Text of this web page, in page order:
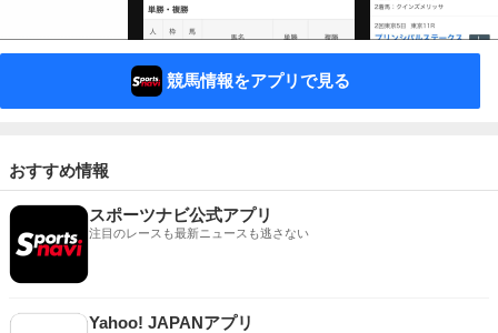
競馬情報をアプリで見る
おすすめ情報
スポーツナビ公式アプリ
注目のレースも最新ニュースも逃さない
Yahoo! JAPANアプリ